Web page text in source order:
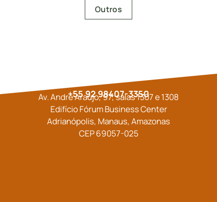
Outros
+55 92 98407-3350
Av. André Araújo, 97, salas 1307 e 1308
Edifício Fórum Business Center
Adrianópolis, Manaus, Amazonas
CEP 69057-025